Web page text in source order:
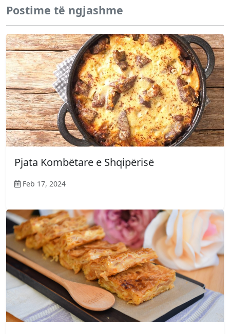
Postime të ngjashme
Pjata Kombëtare e Shqipërisë
Feb 17, 2024